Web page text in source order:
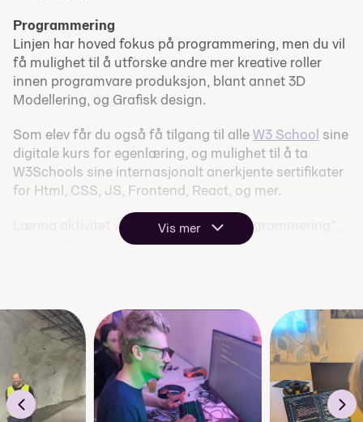
Programmering
Linjen har hoved fokus på programmering, men du vil
få mulighet til å utforske andre mer kreative roller
innen programvare produksjon, blant annet 3D
Modellering, og Grafisk design.
Som elev får du også få tilgang til alleW3 School sine
digitale kurs for egenlæring, og mulighet til å ta
W3Schools sine internasjonalt anerkjente sertifikater
for Html, CSS, JS, Frontend, React, og mer.
Læring aktivitet vil bestå av "Felles Programmering",
forelesninger, gruppearbeid, og "peer-programming".
01110011 11000011 10111000 01101011 00100000
01101110 11000011 10100101
Vis mer